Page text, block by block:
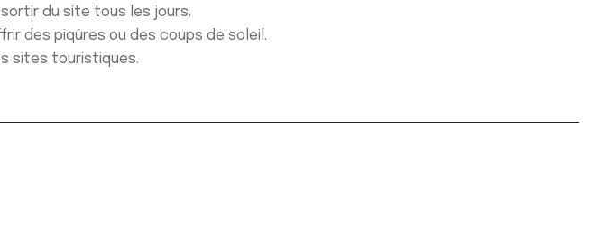
sortir du site tous les jours.
des piqûres ou des coups de soleil.
sites touristiques.